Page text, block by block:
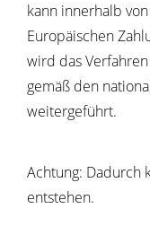
kann innerhalb
Europäischen
wird das
gemäß den
weitergeführt.
Achtung: Dadurch
entstehen.